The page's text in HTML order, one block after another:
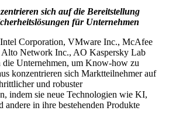
sich auf die Bereitstellung
für Unternehmen
Corporation, VMware Inc., McAfee
Network Inc., AO Kaspersky Lab
die Unternehmen, um Know-how zu
konzentrieren sich Marktteilnehmer auf
und robuster
indem sie neue Technologien wie KI,
andere in ihre bestehenden Produkte